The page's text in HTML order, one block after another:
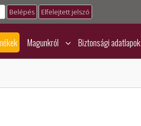
Elfelejtett jelszó
Magunkról Biztonsági adatlapok